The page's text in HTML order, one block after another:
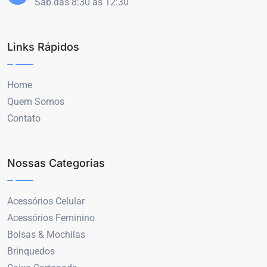
Links Rápidos
Home
Quem Somos
Contato
Nossas Categorias
Acessórios Celular
Acessórios Feminino
Bolsas & Mochilas
Brinquedos